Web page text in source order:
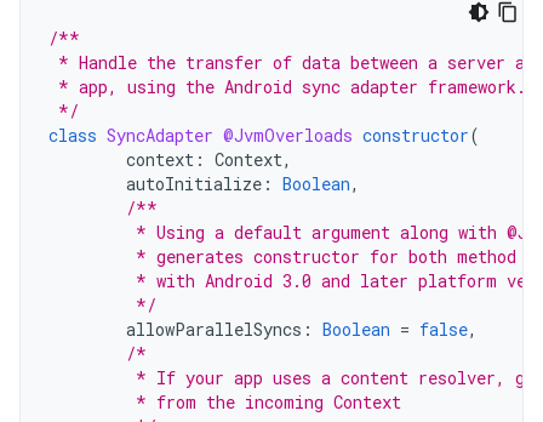
/**
* Handle the transfer of data between a server
* app, using the Android sync adapter framework.
*/
class SyncAdapter @JvmOverloads constructor(
context : Context,
autoInitialize : Boolean,
/**
* Using a default argument along with
* generates constructor for both method
* with Android 3.0 and later platform
         */
allowParallelSyncs : Boolean = false,
/*
* If your app uses a content resolver,
         * from the incoming Context